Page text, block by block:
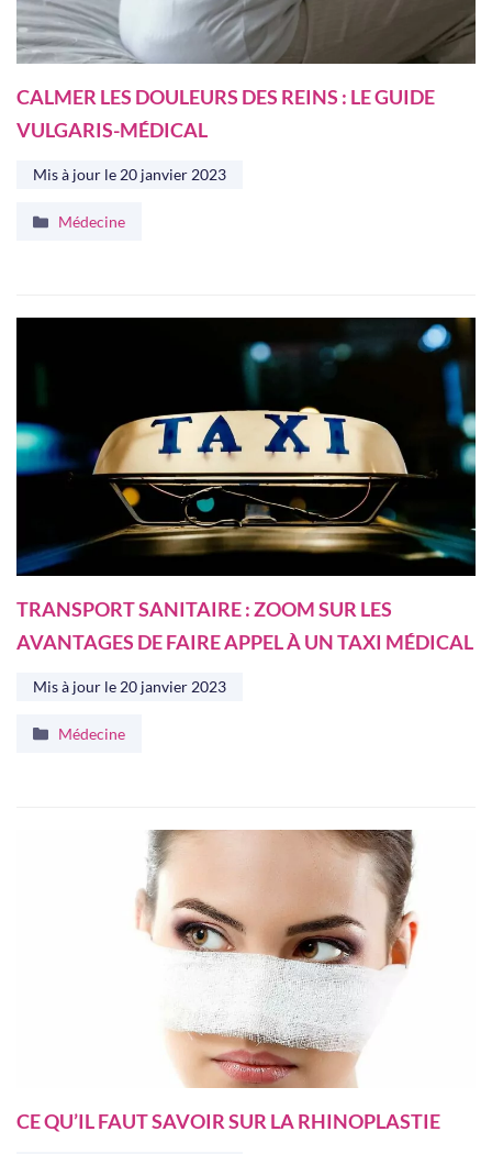
CALMER LES DOULEURS DES REINS : LE GUIDE
VULGARIS-MÉDICAL
Mis à jour le 20 janvier 2023
Catégories
Médecine
TRANSPORT SANITAIRE : ZOOM SUR LES
AVANTAGES DE FAIRE APPEL À UN TAXI MÉDICAL
Mis à jour le 20 janvier 2023
Catégories
Médecine
CE QU’IL FAUT SAVOIR SUR LA RHINOPLASTIE